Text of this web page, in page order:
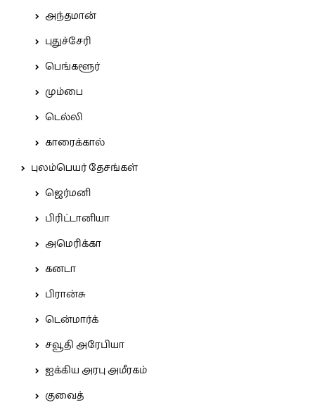
அந்தமான்
புதுச்சேரி
பெங்களூர்
மும்பை
டெல்லி
காரைக்கால்
புலம்பெயர் தேசங்கள்
ஜெர்மனி
பிரிட்டானியா
அமெரிக்கா
கனடா
பிரான்சு
டென்மார்க்
சவூதி அரேபியா
ஐக்கிய அரபு அமீரகம்
குவைத்